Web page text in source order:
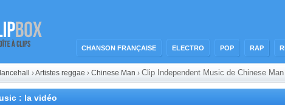
CHANSON FRANÇAISE ELECTRO POP RAP
›Artistes reggae › Chinese Man › Clip Independent Music de Chinese Man
: la vidéo